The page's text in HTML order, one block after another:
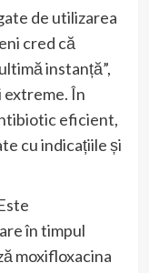
de utilizarea
cred că
instanță”,
extreme. În
eficient,
cu indicațiile și
în timpul
moxifloxacina